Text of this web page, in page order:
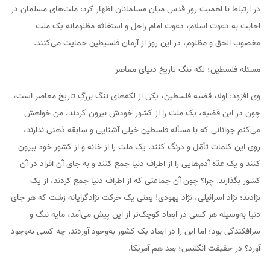
در ارتباط با اهمیت روز قدس میان مسلمانان اظهار کرد: ملت‌های مسلمان در
اجابت به دعوت اسلام، دعوت امام راحل و استغاثه مظلومانه یک ملت
مغصوب الحق و مظلوم، در این روز از آرمان فلسیطین حمایت می‌کنند‌.
مسئله فلسطین؛ لکه ننگ تاریخ دنیای معاصر
وی افزود: اولا، قضیه فلسطین، یکی از لکه‌های ننگ بزرگِ تاریخ معاصر است،
چون در این قضیه، یک ملت را از کشور خودش بیرون کردند، من خواهش
می‌کنم جوانانی که با مسأله فلسطین خیلی آشنایی و سابقه ذهنی ندارند،
روی این کلمات تأمّل و درنگ کنند. یک ملت را از خانه و از کشور خود بیرون
کنند و یک عدّه آدم‌هایی را از اطراف دنیا جمع کنند و به جای آن افراد در آن
کشور بگذارند. چرا؟ چون آن جماعتی که از اطراف دنیا جمع کردند، از یک
نژادند؛ نژاد اسرائیلی، نژاد یهودی! یعنی یک حرکت نژادگرایانه زشت که هر جای
دنیا به‌وسیله هر کسی در ابعاد کوچک‌تر از این پیش می‌آمد، مایه ننگ و
سرافکندگی بود؛ اما این را در ابعاد یک کشور به‌وجود آوردند. چه کسی به‌وجود
آورد؟ در حقیقت انگلیس؛ بعد هم آمریکا.